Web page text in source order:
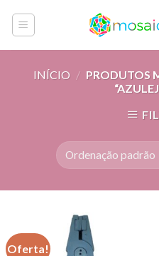
INÍCIO / PRODUTOS
Oferta!